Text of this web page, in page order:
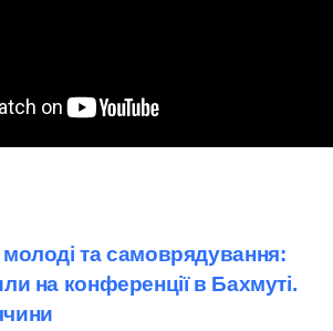
та самоврядування:
на конференції в Бахмуті.